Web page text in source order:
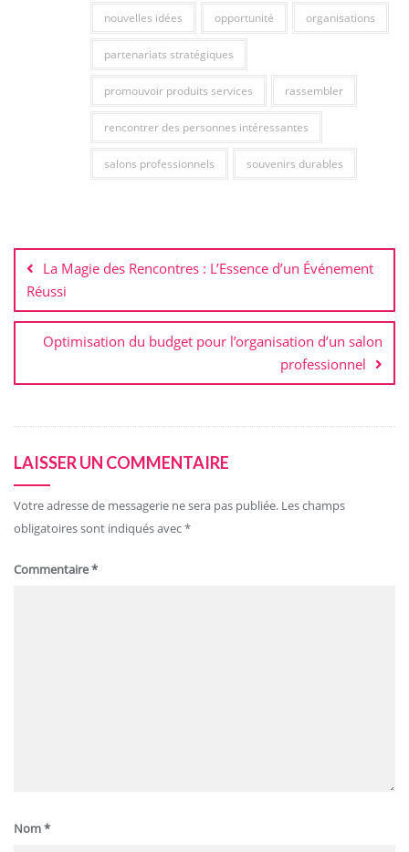
nouvelles idées opportunité organisations
partenariats stratégiques
promouvoir produits services rassembler
rencontrer des personnes intéressantes
salons professionnels souvenirs durables
de
l’article
La Magie des Rencontres : L’Essence d’un Événement
Réussi
Optimisation du budget pour l’organisation d’un salon
professionnel
LAISSER UN COMMENTAIRE
Votre adresse de messagerie ne sera pas publiée. Les champs
obligatoires sont indiqués avec*
Commentaire*
Nom*